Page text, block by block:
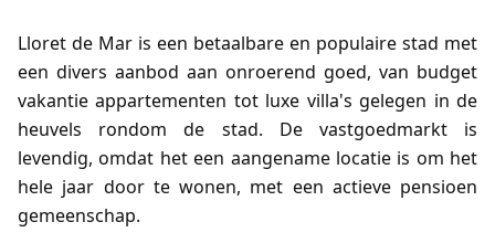
Lloret de Mar is een betaalbare en populaire stad met
een divers aanbod aan onroerend goed, van budget
vakantie appartementen tot luxe villa's gelegen in de
heuvels rondom de stad. De vastgoedmarkt is
levendig, omdat het een aangename locatie is om het
hele jaar door te wonen, met een actieve pensioen
gemeenschap.